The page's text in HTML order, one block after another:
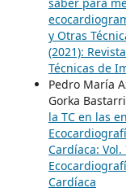
y Otras
(2021):
Técnicas de
Pedro María
Gorka
la TC en las
Cardíaca:
Cardíaca